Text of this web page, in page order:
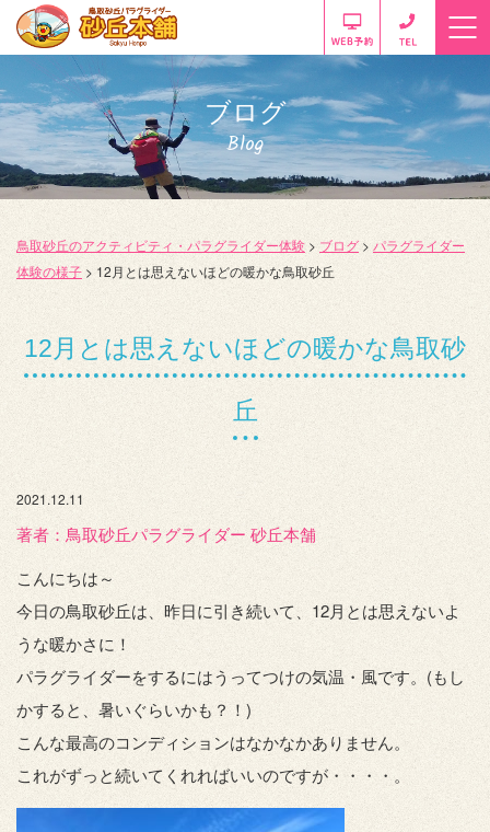
ブログ
Blog
鳥取砂丘のアクティビティ・パラグライダー体験 > ブログ > パラグライダー
体験の様子 > 12月とは思えないほどの暖かな鳥取砂丘
12月とは思えないほどの暖かな鳥取砂
丘
2021.12.11
著者：️鳥取砂丘パラグライダー 砂丘本舗
こんにちは～
今日の鳥取砂丘は、昨日に引き続いて、12月とは思えないよ
うな暖かさに！
パラグライダーをするにはうってつけの気温・風です。(もし
かすると、暑いぐらいかも？！)
こんな最高のコンディションはなかなかありません。
これがずっと続いてくれればいいのですが・・・・。